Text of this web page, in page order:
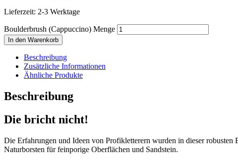
Lieferzeit: 2-3 Werktage
Boulderbrush (Cappuccino) Menge
In den Warenkorb
Beschreibung
Zusätzliche Informationen
Ähnliche Produkte
Beschreibung
Die bricht nicht!
Die Erfahrungen und Ideen von Profikletterern wurden in dieser
Naturborsten für feinporige Oberflächen und Sandstein.